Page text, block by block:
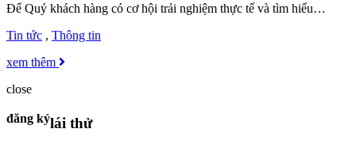
Để Quý khách hàng có cơ hội trải nghiệm thực tế và tìm hiểu…
Tin tức , Thông tin
xem thêm
close
đăng kýlái thử